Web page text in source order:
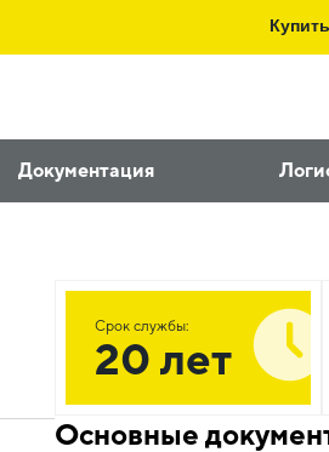
Купить
Документация
Срок службы:
20 лет
Основные